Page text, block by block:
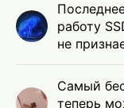
работу
не
Самый
теперь